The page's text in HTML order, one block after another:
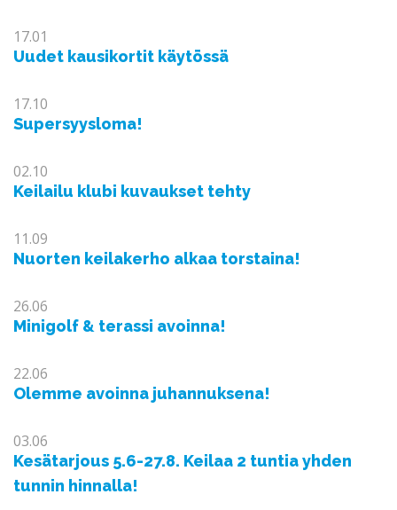
17.01
Uudet kausikortit käytössä
17.10
Supersyysloma!
02.10
Keilailu klubi kuvaukset tehty
11.09
Nuorten keilakerho alkaa torstaina!
26.06
Minigolf & terassi avoinna!
22.06
Olemme avoinna juhannuksena!
03.06
Kesätarjous 5.6-27.8. Keilaa 2 tuntia yhden
tunnin hinnalla!